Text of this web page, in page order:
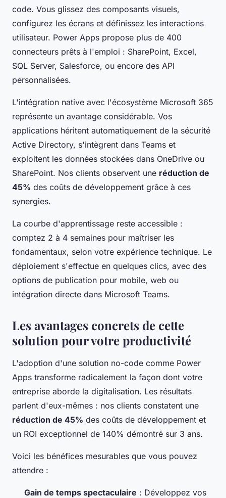
code. Vous glissez des composants visuels,
configurez les écrans et définissez les interactions
utilisateur. Power Apps propose plus de 400
connecteurs prêts à l'emploi : SharePoint, Excel,
SQL Server, Salesforce, ou encore des API
personnalisées.
L'intégration native avec l'écosystème Microsoft 365
représente un avantage considérable. Vos
applications héritent automatiquement de la sécurité
Active Directory, s'intègrent dans Teams et
exploitent les données stockées dans OneDrive ou
SharePoint. Nos clients observent une réduction de
45% des coûts de développement grâce à ces
synergies.
La courbe d'apprentissage reste accessible :
comptez 2 à 4 semaines pour maîtriser les
fondamentaux, selon votre expérience technique. Le
déploiement s'effectue en quelques clics, avec des
options de publication pour mobile, web ou
intégration directe dans Microsoft Teams.
Les avantages concrets de cette
solution pour votre productivité
L'adoption d'une solution no-code comme Power
Apps transforme radicalement la façon dont votre
entreprise aborde la digitalisation. Les résultats
parlent d'eux-mêmes : nos clients constatent une
réduction de 45% des coûts de développement et
un ROI exceptionnel de 140% démontré sur 3 ans.
Voici les bénéfices mesurables que vous pouvez
attendre :
Gain de temps spectaculaire : Développez vos